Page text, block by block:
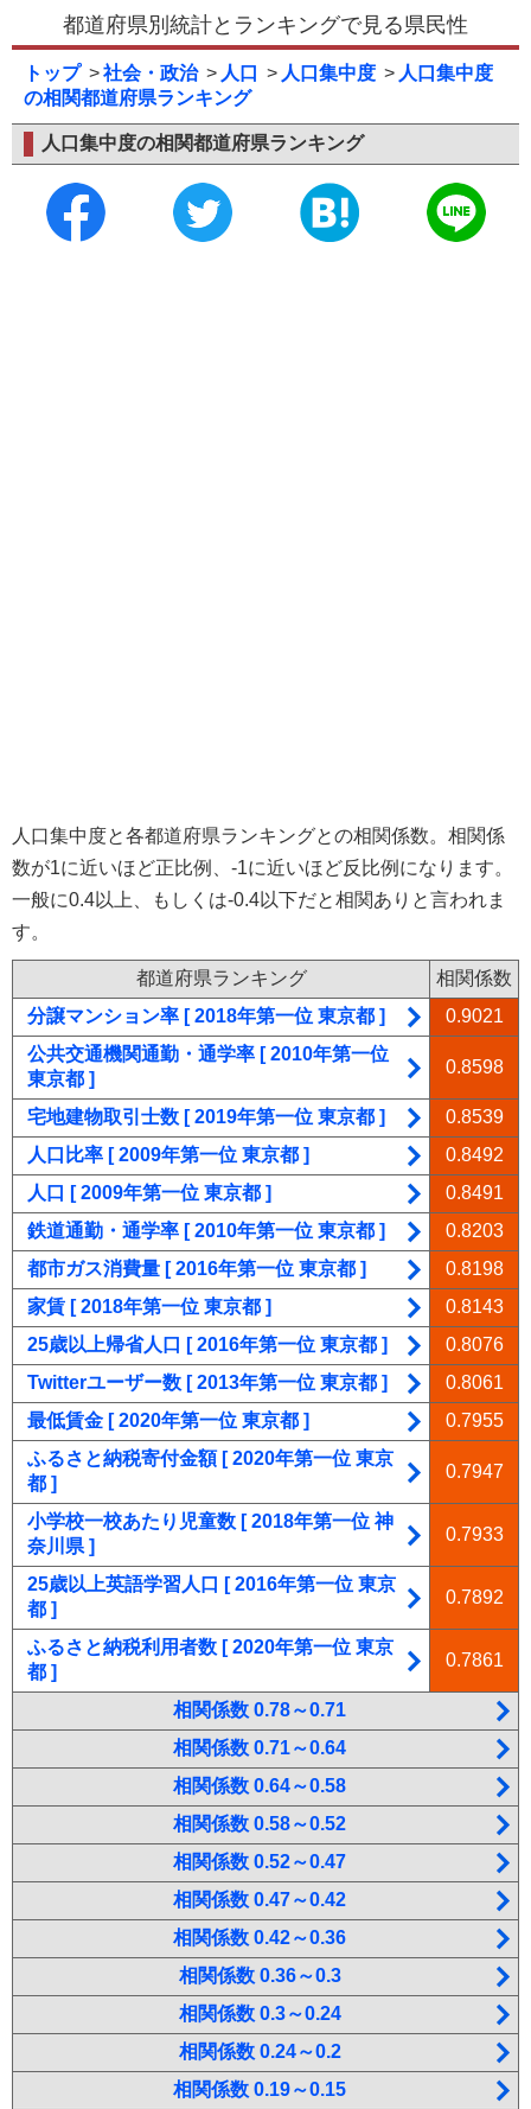
都道府県別統計とランキングで見る県民性
トップ 社会・政治 人口 人口集中度
人口集中度
の相関都道府県ランキング
人口集中度の相関都道府県ランキング
人口集中度と各都道府県ランキングとの相関係数。相関係
数が1に近いほど正比例、-1に近いほど反比例になります。
一般に0.4以上、もしくは-0.4以下だと相関ありと言われま
す。
都道府県ランキング
相関係数
分譲マンション率 [ 2018年第一位 東京都 ]
0.9021
公共交通機関通勤・通学率 [ 2010年第一位
東京都 ]
0.8598
宅地建物取引士数 [ 2019年第一位 東京都 ]
0.8539
人口比率 [ 2009年第一位 東京都 ]
0.8492
人口 [ 2009年第一位 東京都 ]
0.8491
鉄道通勤・通学率 [ 2010年第一位 東京都 ]
0.8203
都市ガス消費量 [ 2016年第一位 東京都 ]
0.8198
家賃 [ 2018年第一位 東京都 ]
0.8143
25歳以上帰省人口 [ 2016年第一位 東京都 ]
0.8076
Twitterユーザー数 [ 2013年第一位 東京都 ]
0.8061
最低賃金 [ 2020年第一位 東京都 ]
0.7955
ふるさと納税寄付金額 [ 2020年第一位 東京
都 ]
0.7947
小学校一校あたり児童数 [ 2018年第一位 神
奈川県 ]
0.7933
25歳以上英語学習人口 [ 2016年第一位 東京
都 ]
0.7892
ふるさと納税利用者数 [ 2020年第一位 東京
都 ]
0.7861
相関係数 0.78～0.71
相関係数 0.71～0.64
相関係数 0.64～0.58
相関係数 0.58～0.52
相関係数 0.52～0.47
相関係数 0.47～0.42
相関係数 0.42～0.36
相関係数 0.36～0.3
相関係数 0.3～0.24
相関係数 0.24～0.2
相関係数 0.19～0.15